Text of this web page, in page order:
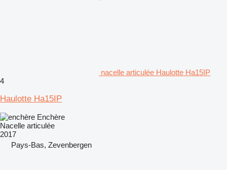
nacelle articulée Haulotte Ha15IP
4
Haulotte Ha15IP
Enchère
Nacelle articulée
2017
Pays-Bas, Zevenbergen